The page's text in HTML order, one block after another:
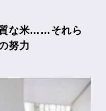
な米……それら
努力